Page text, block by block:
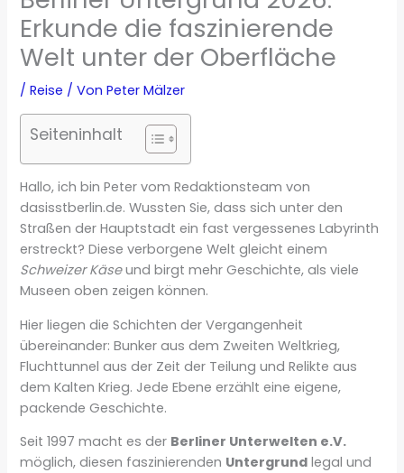
Erkunde die faszinierende
Welt unter der Oberfläche
/Reise / VonPeter Mälzer
Seiteninhalt
Hallo, ich bin Peter vom Redaktionsteam von
dasisstberlin.de. Wussten Sie, dass sich unter den
Straßen der Hauptstadt ein fast vergessenes Labyrinth
erstreckt? Diese verborgene Welt gleicht einem
Schweizer Käseund birgt mehr Geschichte, als viele
Museen oben zeigen können.
Hier liegen die Schichten der Vergangenheit
übereinander: Bunker aus dem Zweiten Weltkrieg,
Fluchttunnel aus der Zeit der Teilung und Relikte aus
dem Kalten Krieg. Jede Ebene erzählt eine eigene,
packende Geschichte.
Seit 1997 macht es der Berliner Unterwelten e.V.
möglich, diesen faszinierenden Untergrund legal und